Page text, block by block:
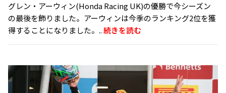
グレン・アーウィン(Honda Racing UK)の優勝で今シーズン
の最後を飾りました。アーウィンは今季のランキング2位を獲
得することになりました。..続きを読む